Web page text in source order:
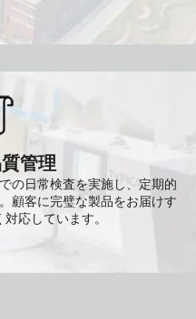
管理
の日常検査を実施し、定期的
顧客に完璧な製品をお届けす
応しています。